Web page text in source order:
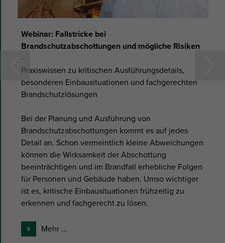
Webinar: Fallstricke bei
Brandschutzabschottungen und mögliche Risiken
-
Praxiswissen zu kritischen Ausführungsdetails,
besonderen Einbausituationen und fachgerechten
Brandschutzlösungen
Bei der Planung und Ausführung von
Brandschutzabschottungen kommt es auf jedes
Detail an. Schon vermeintlich kleine Abweichungen
können die Wirksamkeit der Abschottung
beeinträchtigen und im Brandfall erhebliche Folgen
für Personen und Gebäude haben. Umso wichtiger
ist es, kritische Einbausituationen frühzeitig zu
erkennen und fachgerecht zu lösen.
Mehr ...